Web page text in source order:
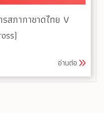
สภากาชาดไทย V
อ่านต่อ